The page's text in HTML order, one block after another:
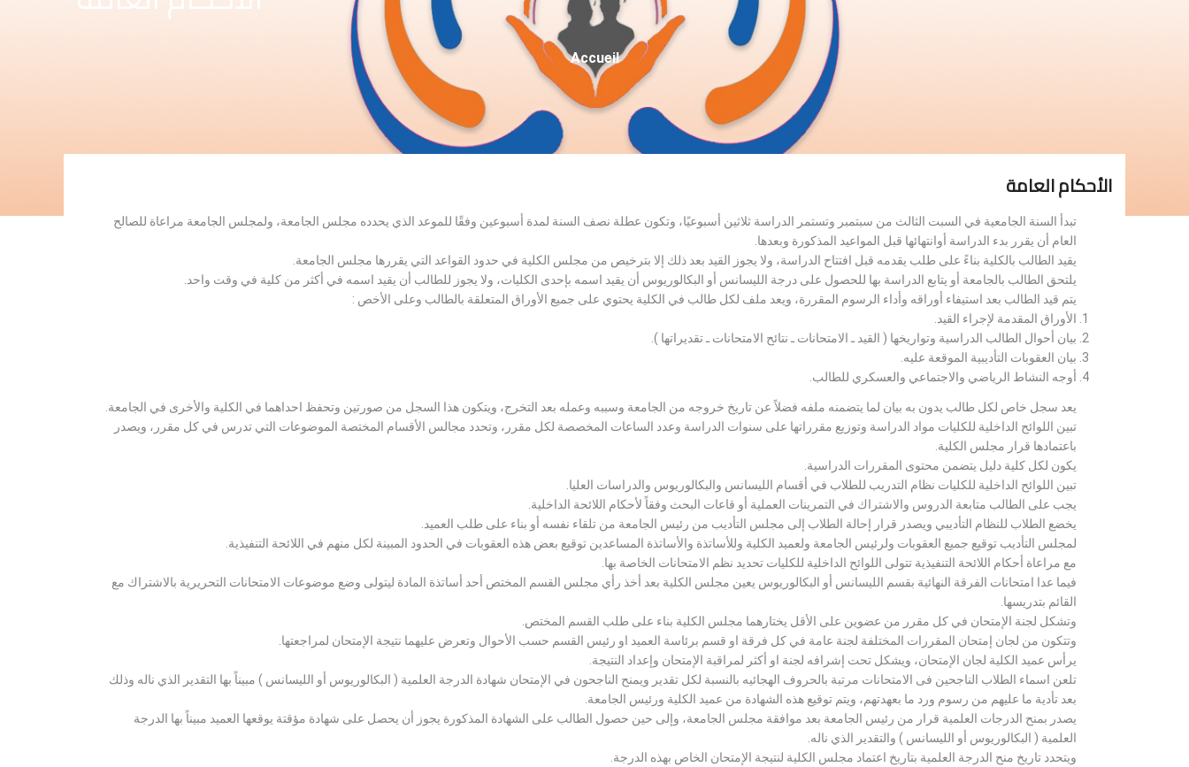
Fil
D'Ariane
Accueil
الأحكام العامة
تبدأ السنة الجامعية في السبت الثالث من سبتمبر وتستمر الدراسة ثلاثين أسبوعيًا، وتكون عطلة نصف السنة لمدة أسبوعين وفقًا للموعد الذي يحدده مجلس الجامعة، ولمجلس الجامعة مراعاة للصالح
العام أن يقرر بدء الدراسة أوانتهائها قبل المواعيد المذكورة وبعدها.
يقيد الطالب بالكلية بناءً على طلب يقدمه قبل افتتاح الدراسة، ولا يجوز القيد بعد ذلك إلا بترخيص من مجلس الكلية في حدود القواعد التي يقررها مجلس الجامعة.
يلتحق الطالب بالجامعة أو يتابع الدراسة بها للحصول على درجة الليسانس أو البكالوريوس أن يقيد اسمه بإحدى الكليات، ولا يجوز للطالب أن يقيد اسمه في أكثر من كلية في وقت واحد.
يتم قيد الطالب بعد استيفاء أوراقه وأداء الرسوم المقررة، ويعد ملف لكل طالب في الكلية يحتوي على جميع الأوراق المتعلقة بالطالب وعلى الأخص :
الأوراق المقدمة لإجراء القيد.
بيان أحوال الطالب الدراسية وتواريخها ( القيد ـ الامتحانات ـ نتائح الامتحانات ـ تقديراتها ).
بيان العقوبات التأديبية الموقعة عليه.
أوجه النشاط الرياضي والاجتماعي والعسكري للطالب.
يعد سجل خاص لكل طالب يدون به بيان لما يتضمنه ملفه فضلاً عن تاريخ خروجه من الجامعة وسببه وعمله بعد التخرج، ويتكون هذا السجل من صورتين وتحفظ احداهما في الكلية والأخرى في الجامعة.
تبين اللوائح الداخلية للكليات مواد الدراسة وتوزيع مقرراتها على سنوات الدراسة وعدد الساعات المخصصة لكل مقرر، وتحدد مجالس الأقسام المختصة الموضوعات التي تدرس في كل مقرر، ويصدر
باعتمادها قرار مجلس الكلية.
يكون لكل كلية دليل يتضمن محتوى المقررات الدراسية.
تبين اللوائح الداخلية للكليات نظام التدريب للطلاب في أقسام الليسانس والبكالوريوس والدراسات العليا.
يجب على الطالب متابعة الدروس والاشتراك في التمرينات العملية أو قاعات البحث وفقاً لأحكام اللائحة الداخلية.
يخضع الطلاب للنظام التأديبي ويصدر قرار إحالة الطلاب إلى مجلس التأديب من رئيس الجامعة من تلقاء نفسه أو بناء على طلب العميد.
لمجلس التأديب توقيع جميع العقوبات ولرئيس الجامعة ولعميد الكلية وللأساتذة والأساتذة المساعدين توقيع بعض هذه العقوبات في الحدود المبينة لكل منهم في اللائحة التنفيذية.
مع مراعاة أحكام اللائحة التنفيذية تتولى اللوائح الداخلية للكليات تحديد نظم الامتحانات الخاصة بها.
فيما عدا امتحانات الفرقة النهائية بقسم الليسانس أو البكالوريوس يعين مجلس الكلية بعد أخذ رأي مجلس القسم المختص أحد أساتذة المادة ليتولى وضع موضوعات الامتحانات التحريرية بالاشتراك مع
القائم بتدريسها.
وتشكل لجنة الإمتحان في كل مقرر من عضوين على الأقل يختارهما مجلس الكلية بناء على طلب القسم المختص.
وتتكون من لجان إمتحان المقررات المختلفة لجنة عامة في كل فرقة او قسم برئاسة العميد او رئيس القسم حسب الأحوال وتعرض عليهما نتيجة الإمتحان لمراجعتها.
يرأس عميد الكلية لجان الإمتحان، ويشكل تحت إشرافه لجنة او أكثر لمراقبة الإمتحان وإعداد النتيجة.
تلعن اسماء الطلاب الناجحين فى الامتحانات مرتبة بالحروف الهجائيه بالنسبة لكل تقدير ويمنح الناجحون في الإمتحان شهادة الدرجة العلمية ( البكالوريوس أو الليسانس ) مبيناً بها التقدير الذي ناله وذلك
بعد تأدية ما عليهم من رسوم ورد ما بعهدتهم، ويتم توقيع هذه الشهادة من عميد الكلية ورئيس الجامعة.
يصدر بمنح الدرجات العلمية قرار من رئيس الجامعة بعد موافقة مجلس الجامعة، وإلى حين حصول الطالب على الشهادة المذكورة يجوز أن يحصل على شهادة مؤقتة يوقعها العميد مبيناً بها الدرجة
العلمية ( البكالوريوس أو الليسانس ) والتقدير الذي ناله.
ويتحدد تاريخ منح الدرجة العلمية بتاريخ اعتماد مجلس الكلية لنتيجة الإمتحان الخاص بهذه الدرجة.